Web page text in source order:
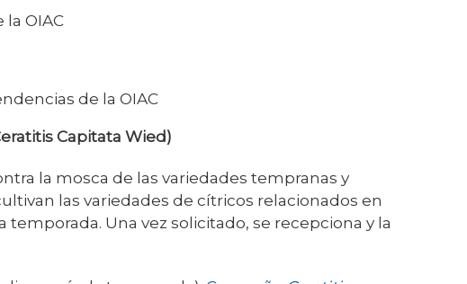
OIAC
de la OIAC
Capitata Wied)
la mosca de las variedades tempranas y
las variedades de cítricos relacionados en
Una vez solicitado, se recepciona y la